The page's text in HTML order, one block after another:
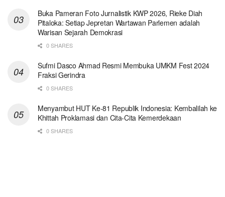
Buka Pameran Foto Jurnalistik KWP 2026, Rieke Diah
Pitaloka: Setiap Jepretan Wartawan Parlemen adalah
Warisan Sejarah Demokrasi
0 SHARES
Sufmi Dasco Ahmad Resmi Membuka UMKM Fest 2024
Fraksi Gerindra
0 SHARES
Menyambut HUT Ke-81 Republik Indonesia: Kembalilah ke
Khittah Proklamasi dan Cita-Cita Kemerdekaan
0 SHARES